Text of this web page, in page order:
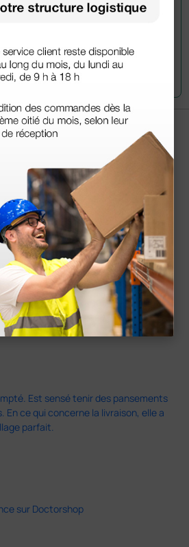
votre question
>
à la description texte, image et
Est sensé tenir des pansements
En ce qui concerne la livraison, elle a
parfait.
sur Doctorshop